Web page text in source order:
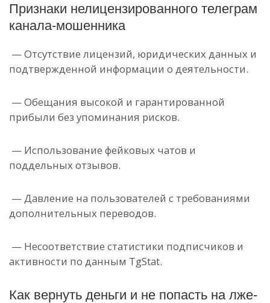
Признаки нелицензированного телеграм
канала-мошенника
— Отсутствие лицензий, юридических данных и
подтвержденной информации о деятельности.
— Обещания высокой и гарантированной
прибыли без упоминания рисков.
— Использование фейковых чатов и
поддельных отзывов.
— Давление на пользователей с требованиями
дополнительных переводов.
— Несоответствие статистики подписчиков и
активности по данным TgStat.
Как вернуть деньги и не попасть на лже-